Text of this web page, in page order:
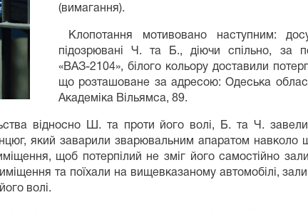
(вимагання).
Клопотання мотивовано наступним:
підозрювані Ч. та Б., діючи спільно, за
«ВАЗ-2104», білого кольору доставили
що розташоване за адресою: Одеська
Академіка Вільямса, 89.
відносно Ш. та проти його волі, Б. та Ч.
який заварили зварювальним апаратом навколо
щоб потерпілий не зміг його самостійно
та поїхали на вищевказаному автомобілі,
волі.